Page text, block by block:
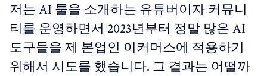
저는 AI 툴을 소개하는 유튜버이자 커뮤니
티를 운영하면서 2023년부터 정말 많은 AI
도구들을 제 본업인 이커머스에 적용하기
위해서 시도를 했습니다. 그 결과는 어떨까